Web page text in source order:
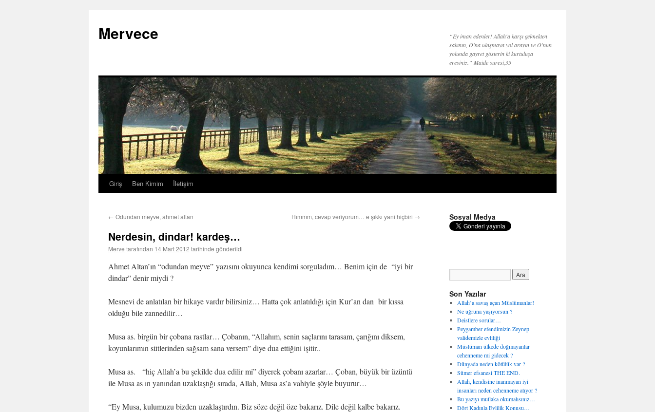
Mervece
“Ey iman edenler! Allah'a karşı gelmekten
sakının, O'na ulaşmaya yol arayın ve O'nun
yolunda gayret gösterin ki kurtuluşa
eresiniz.” Maide suresi,35
Giriş Ben Kimim İletişim
← Odundan meyve, ahmet altan Hımmm, cevap veriyorum… e şıkkı yani hiçbiri →
Nerdesin, dindar! kardeş…
Merve tarafından 14 Mart 2012 tarihinde gönderildi
Ahmet Altan’ın “odundan meyve” yazısını okuyunca kendimi sorguladım… Benim için de “iyi bir
dindar” denir miydi ?
Mesnevi de anlatılan bir hikaye vardır bilirsiniz… Hatta çok anlatıldığı için Kur’an dan bir kıssa
olduğu bile zannedilir…
Musa as. birgün bir çobana rastlar… Çobanın, “Allahım, senin saçlarını tarasam, çarığını diksem,
koyunlarımın sütlerinden sağsam sana versem” diye dua ettiğini işitir..
Musa as. “hiç Allah’a bu şekilde dua edilir mi” diyerek çobanı azarlar… Çoban, büyük bir üzüntü
ile Musa as ın yanından uzaklaştığı sırada, Allah, Musa as’a vahiyle şöyle buyurur…
“Ey Musa, kulumuzu bizden uzaklaştırdın. Biz söze değil öze bakarız. Dile değil kalbe bakarız.
Sosyal Medya
Son Yazılar
Allah’a savaş açan Müslümanlar!
Ne uğruna yaşıyorsun ?
Deistlere sorular…
Peygamber efendimizin Zeynep
validemizle evliliği
Müslüman ülkede doğmayanlar
cehenneme mi gidecek ?
Dünyada neden kötülük var ?
Sümer efsanesi THE END.
Allah, kendisine inanmayan iyi
insanları neden cehenneme atıyor ?
Bu yazıyı mutlaka okumalısınız…
Dört Kadınla Evlilik Konusu…